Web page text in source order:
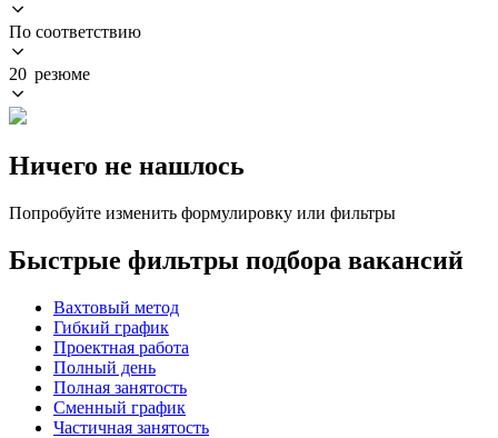
По соответствию
20 резюме
Ничего не нашлось
Попробуйте изменить формулировку или фильтры
Быстрые фильтры подбора вакансий
Вахтовый метод
Гибкий график
Проектная работа
Полный день
Полная занятость
Сменный график
Частичная занятость